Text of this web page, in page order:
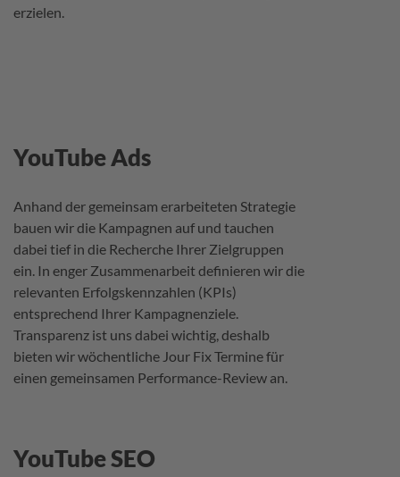
erzielen.
YouTube Ads
Anhand der gemeinsam erarbeiteten Strategie
bauen wir die Kampagnen auf und tauchen
dabei tief in die Recherche Ihrer Zielgruppen
ein. In enger Zusammenarbeit definieren wir die
relevanten Erfolgskennzahlen (KPIs)
entsprechend Ihrer Kampagnenziele.
Transparenz ist uns dabei wichtig, deshalb
bieten wir wöchentliche Jour Fix Termine für
einen gemeinsamen Performance-Review an.
YouTube SEO